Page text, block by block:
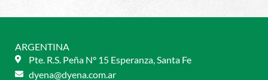
ARGENTINA
Pte. R.S. Peña N° 15 Esperanza, Santa Fe
dyena@dyena.com.ar